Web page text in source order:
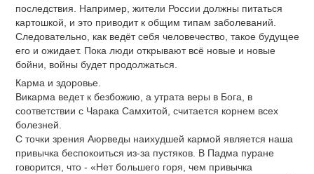
последствия. Например, жители России должны питаться
картошкой, и это приводит к общим типам заболеваний.
Следовательно, как ведёт себя человечество, такое будущее
его и ожидает. Пока люди открывают всё новые и новые
бойни, войны будет продолжаться.
Карма и здоровье.
Викарма ведет к безбожию, а утрата веры в Бога, в
соответствии с Чарака Самхитой, считается корнем всех
болезней.
С точки зрения Аюрведы наихудшей кармой является наша
привычка беспокоиться из-за пустяков. В Падма пуране
говорится, что - «Нет большего горя, чем привычка